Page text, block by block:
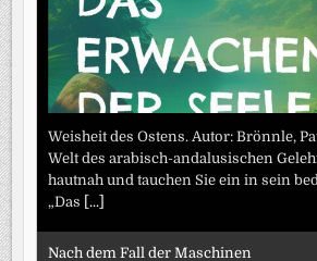
Weisheit des Ostens. Autor: Brönnle,
Welt des arabisch-andalusischen
hautnah und tauchen Sie ein in sein
„Das [...]
Nach dem Fall der Maschinen